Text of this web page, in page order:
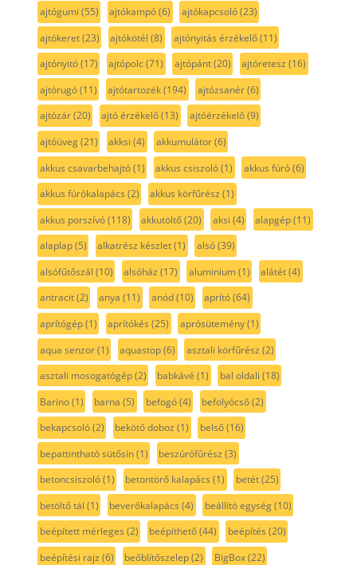
ajtógumi (55) ajtókampó(6) ajtókapcsoló(23)
ajtókeret(23) ajtókötél (8) ajtónyitás érzékelő(11)
ajtónyitó(17) ajtópolc(71) ajtópánt(20) ajtóretesz (16)
ajtórugó(11) ajtótartozék(194) ajtózsanér(6)
ajtózár(20) ajtó érzékelő(13) ajtóérzékelő(9)
ajtóüveg(21) akksi (4) akkumulátor(6)
akkus csavarbehajtó(1) akkus csiszoló(1) akkus fúró(6)
akkus fúrókalapács (2) akkus körfűrész (1)
akkus porszívó(118) akkutöltő(20) aksi (4) alapgép(11)
alaplap(5) alkatrész készlet(1) alsó(39)
alsófűtőszál (10) alsóház (17) aluminium(1) alátét(4)
antracit(2) anya (11) anód(10) aprító(64)
aprítógép(1) aprítókés (25) aprósütemény(1)
aqua senzor(1) aquastop(6) asztali körfűrész (2)
asztali mosogatógép(2) babkávé (1) bal oldali (18)
Barino(1) barna (5) befogó(4) befolyócső(2)
bekapcsoló(2) bekötő doboz (1) belső(16)
bepattintható sütősín(1) beszúrófűrész (3)
betoncsiszoló(1) betontörő kalapács (1) betét(25)
betöltő tál (1) beverőkalapács (4) beállító egység(10)
beépített mérleges (2) beépíthető(44) beépítés (20)
beépítési rajz (6) beőblítőszelep(2) BigBox(22)